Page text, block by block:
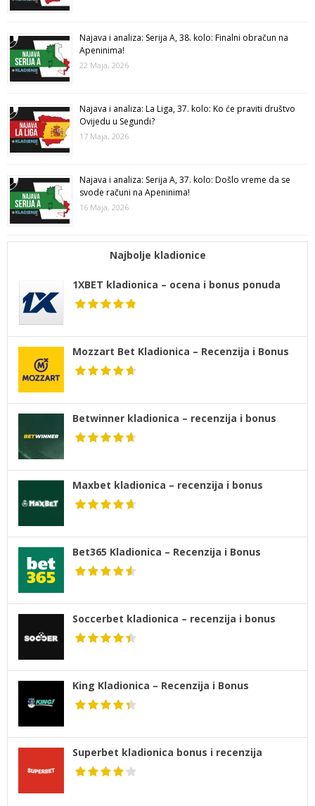
Najava i analiza: Serija A, 38. kolo: Finalni obračun na
Apeninima!
22 Maja, 2026
Najava i analiza: La Liga, 37. kolo: Ko će praviti društvo
Ovijedu u Segundi?
17 Maja, 2026
Najava i analiza: Serija A, 37. kolo: Došlo vreme da se
svode računi na Apeninima!
16 Maja, 2026
Najbolje kladionice
1XBET kladionica – ocena i bonus ponuda
Mozzart Bet Kladionica – Recenzija i Bonus
Betwinner kladionica – recenzija i bonus
Maxbet kladionica – recenzija i bonus
Bet365 Kladionica – Recenzija i Bonus
Soccerbet kladionica – recenzija i bonus
King Kladionica – Recenzija i Bonus
Superbet kladionica bonus i recenzija